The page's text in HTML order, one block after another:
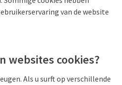
van de website
websites cookies?
Als u surft op verschillende